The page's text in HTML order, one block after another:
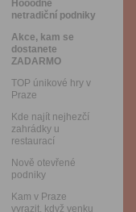
Hooodně
netradiční podniky
Akce, kam se
dostanete
ZADARMO
TOP únikové hry v
Praze
Kde najít nejhezčí
zahrádky u
restaurací
Nově otevřené
podniky
Kam v Praze
vyrazit, když venku